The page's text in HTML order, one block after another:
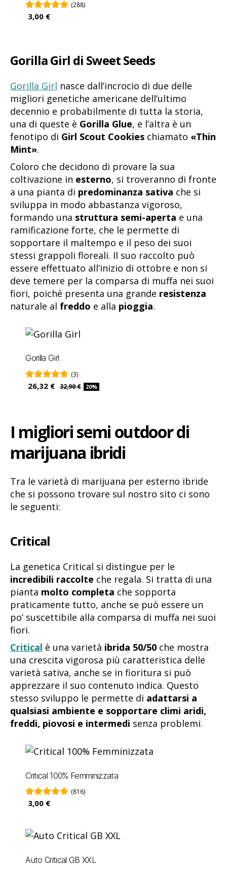
(288)
3,00 €
Gorilla Girl di Sweet Seeds
Gorilla Girl nasce dall’incrocio di due delle
migliori genetiche americane dell’ultimo
decennio e probabilmente di tutta la storia,
una di queste è Gorilla Glue, e l’altra è un
fenotipo di Girl Scout Cookies chiamato «Thin
Mint».
Coloro che decidono di provare la sua
coltivazione in esterno, si troveranno di fronte
a una pianta di predominanza sativa che si
sviluppa in modo abbastanza vigoroso,
formando una struttura semi-aperta e una
ramificazione forte, che le permette di
sopportare il maltempo e il peso dei suoi
stessi grappoli floreali. Il suo raccolto può
essere effettuato all’inizio di ottobre e non si
deve temere per la comparsa di muffa nei suoi
fiori, poiché presenta una grande resistenza
naturale al freddo e alla pioggia.
Gorilla Girl
(3)
26,32 € 32,90 € 20%
I migliori semi outdoor di
marijuana ibridi
Tra le varietà di marijuana per esterno ibride
che si possono trovare sul nostro sito ci sono
le seguenti:
Critical
La genetica Critical si distingue per le
incredibili raccolte che regala. Si tratta di una
pianta molto completa che sopporta
praticamente tutto, anche se può essere un
po’ suscettibile alla comparsa di muffa nei suoi
fiori.
Critical è una varietà ibrida 50/50 che mostra
una crescita vigorosa più caratteristica delle
varietà sativa, anche se in fioritura si può
apprezzare il suo contenuto indica. Questo
stesso sviluppo le permette di adattarsi a
qualsiasi ambiente e sopportare climi aridi,
freddi, piovosi e intermedi senza problemi.
Critical 100% Femminizzata
(816)
3,00 €
Auto Critical GB XXL